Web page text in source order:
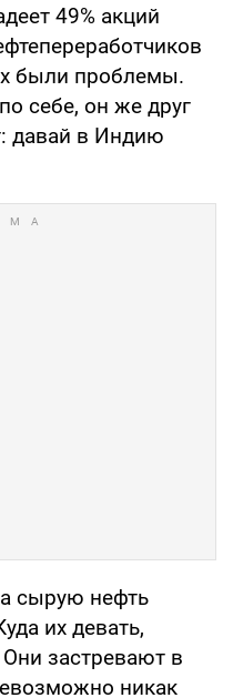
49% акций
были проблемы.
себе, он же друг
давай в Индию
сырую нефть
их девать,
застревают в
никак